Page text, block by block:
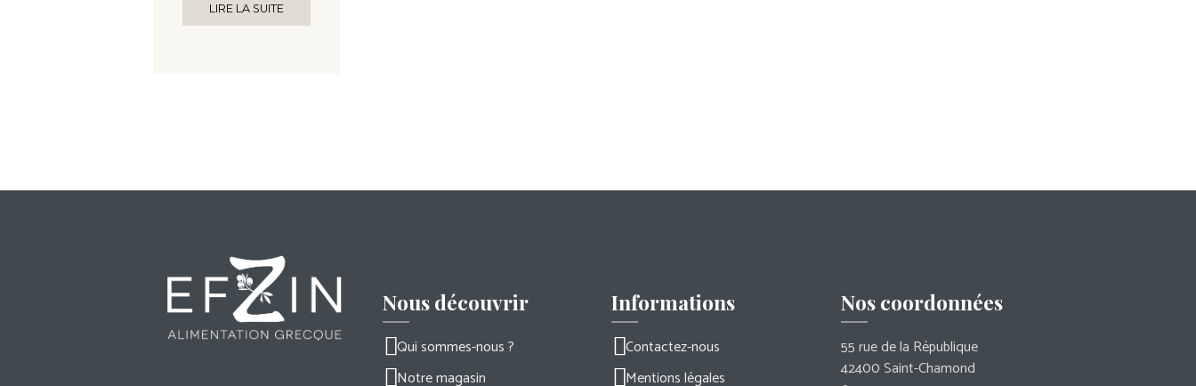
LIRE LA SUITE
Nous découvrir
Qui sommes-nous ?
Notre magasin
Informations
Contactez-nous
Mentions légales
Nos coordonnées
55 rue de la République
42400 Saint-Chamond